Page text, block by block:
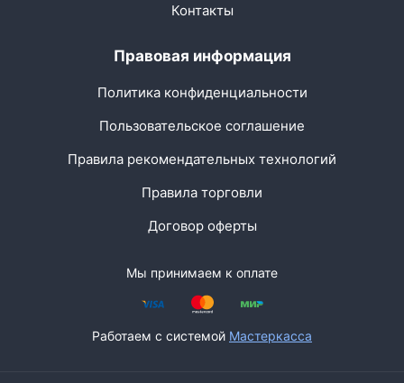
Контакты
Правовая информация
Политика конфиденциальности
Пользовательское соглашение
Правила рекомендательных технологий
Правила торговли
Договор оферты
Мы принимаем к оплате
Работаем с системой Мастеркасса